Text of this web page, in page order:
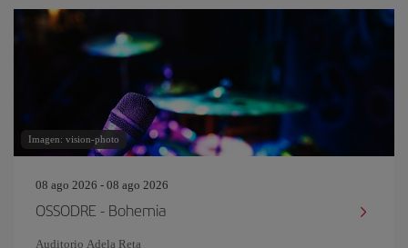
Imagen: vision-photo
08 ago 2026 - 08 ago 2026
OSSODRE - Bohemia
Auditorio Adela Reta